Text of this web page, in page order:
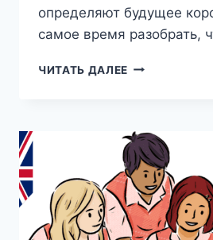
определяют будущее
самое время разобрать,
ЧИТАТЬ ДАЛЕЕ КОРОЛЕВСКАЯ
2026
ГОДУ:
ЧТО
НА
САМОМ
ДЕЛЕ
ИЗМЕНИЛОСЬ